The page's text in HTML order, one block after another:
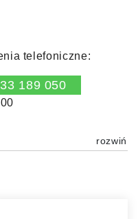
telefoniczne:
189 050